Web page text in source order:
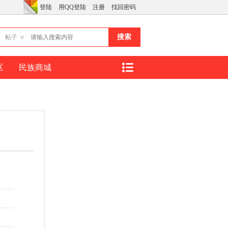
登陆 用QQ登陆 注册 找回密码
帖子 搜索
民族商城